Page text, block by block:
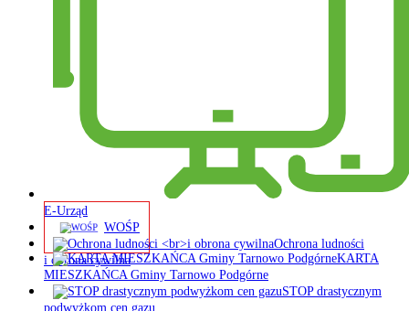
E-Urząd
WOŚP
Ochrona ludności
i obrona cywilna
KARTA
MIESZKAŃCA Gminy Tarnowo Podgórne
STOP drastycznym
podwyżkom cen gazu